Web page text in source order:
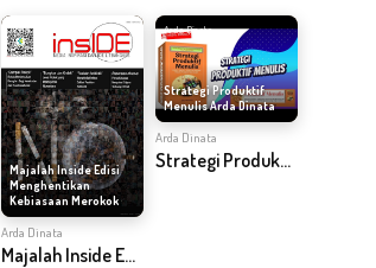
Arda Dinata
Majalah Inside Edisi
Menghentikan
Kebiasaan Merokok
Arda Dinata
Majalah Inside Edisi Menghentikan Kebiasaan Merokok
Arda Dinata
Strategi Produktif
Menulis Arda Dinata
Arda Dinata
Strategi Produktif Menulis Arda Dinata